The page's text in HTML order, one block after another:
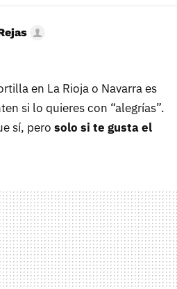
en La Rioja o Navarra es
si lo quieres con “alegrías”.
sí, pero solo si te gusta el